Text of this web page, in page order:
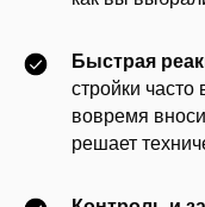
Быстрая
стройки
вовремя
решает